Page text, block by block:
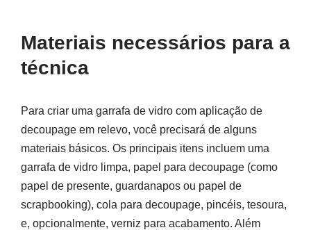
Materiais necessários para a
técnica
Para criar uma garrafa de vidro com aplicação de
decoupage em relevo, você precisará de alguns
materiais básicos. Os principais itens incluem uma
garrafa de vidro limpa, papel para decoupage (como
papel de presente, guardanapos ou papel de
scrapbooking), cola para decoupage, pincéis, tesoura,
e, opcionalmente, verniz para acabamento. Além